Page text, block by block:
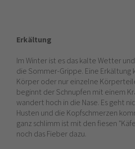
Erkältung
Im Winter ist es das kalte Wetter
die Sommer-Grippe. Eine Erkältung
Körper oder nur einzelne
beginnt der Schnupfen mit einem
wandert hoch in die Nase. Es geht
Husten und die Kopfschmerzen
ganz schlimm ist mit den fiesen
noch das Fieber dazu.